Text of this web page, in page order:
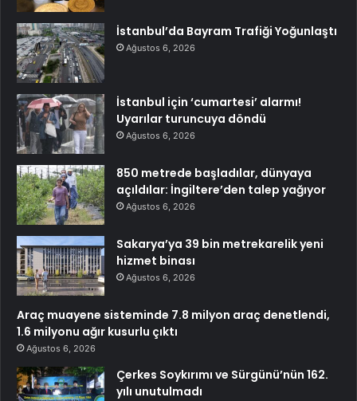
İstanbul’da Bayram Trafiği Yoğunlaştı
Ağustos 6, 2026
İstanbul için ‘cumartesi’ alarmı!
Uyarılar turuncuya döndü
Ağustos 6, 2026
850 metrede başladılar, dünyaya
açıldılar: İngiltere’den talep yağıyor
Ağustos 6, 2026
Sakarya’ya 39 bin metrekarelik yeni
hizmet binası
Ağustos 6, 2026
Araç muayene sisteminde 7.8 milyon araç denetlendi,
1.6 milyonu ağır kusurlu çıktı
Ağustos 6, 2026
Çerkes Soykırımı ve Sürgünü’nün 162.
yılı unutulmadı